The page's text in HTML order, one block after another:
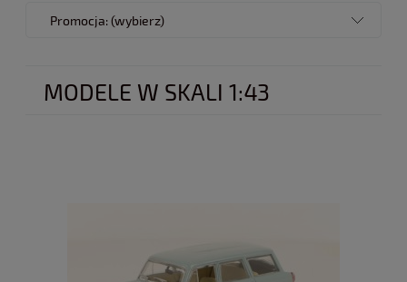
Promocja: (wybierz)
MODELE W SKALI 1:43